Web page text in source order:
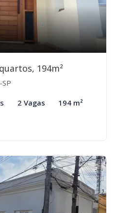
194m²
2 Vagas 194 m²